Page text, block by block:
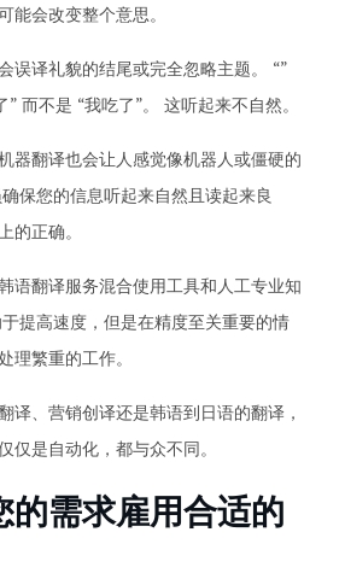
能会改变整个意思。
误译礼貌的结尾或完全忽略主题。 “”
而不是 “我吃了”。 这听起来不自然。
器翻译也会让人感觉像机器人或僵硬的
保您的信息听起来自然且读起来良
的正确。
语翻译服务混合使用工具和人工专业知
提高速度，但是在精度至关重要的情
理繁重的工作。
译、营销创译还是韩语到日语的翻译，
仅是自动化，都与众不同。
的需求雇用合适的